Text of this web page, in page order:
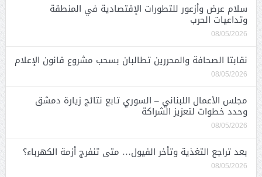
سلام عرض وأزعور للتطورات الإقتصادية في المنطقة
وتداعيات الحرب
08/05/2026
نقابتا الصحافة والمحررين تطالبان بسحب مشروع قانون الإعلام
08/05/2026
مجلس الأعمال اللبناني – السوري تابع نتائج زيارة دمشق
وحدد خطوات لتعزيز الشراكة
08/05/2026
بعد تراجع التغذية وتأخر الفيول… متى تنفرج أزمة الكهرباء؟
08/05/2026